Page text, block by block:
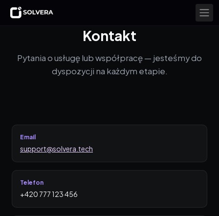
Kontakt
Pytania o usługę lub współpracę — jesteśmy do
dyspozycji na każdym etapie.
Email
support@solvera.tech
Telefon
+420 777 123 456